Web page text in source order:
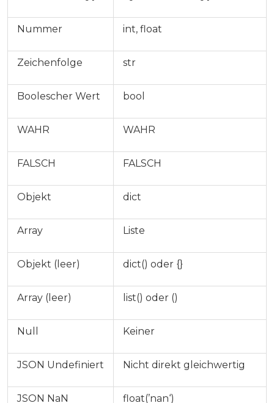
Nummer int, float
Zeichenfolge str
Boolescher Wert bool
WAHR WAHR
FALSCH FALSCH
Objekt dict
Array Liste
Objekt (leer) dict() oder {}
Array (leer) list() oder ()
Null Keiner
JSON Undefiniert Nicht direkt gleichwertig
JSON NaN float(’nan‘)